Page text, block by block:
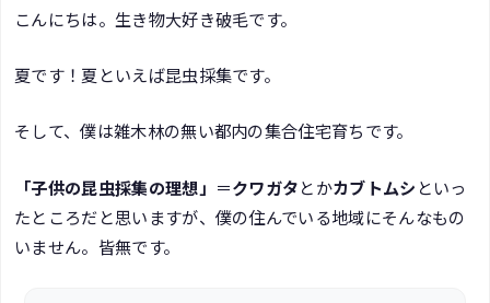
こんにちは。生き物大好き破毛です。
夏です！夏といえば昆虫採集です。
そして、僕は雑木林の無い都内の集合住宅育ちです。
「子供の昆虫採集の理想」 ＝クワガタとかカブトムシ といっ
たところだと思いますが、僕の住んでいる地域にそんなもの
いません。皆無です。